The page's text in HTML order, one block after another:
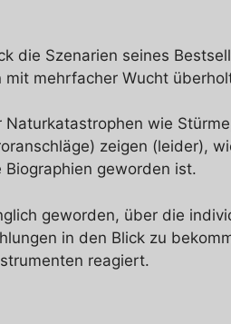
die Szenarien seines
mehrfacher Wucht
wie
zeigen (leider),
geworden ist.
geworden, über die
in den Blick zu
reagiert.